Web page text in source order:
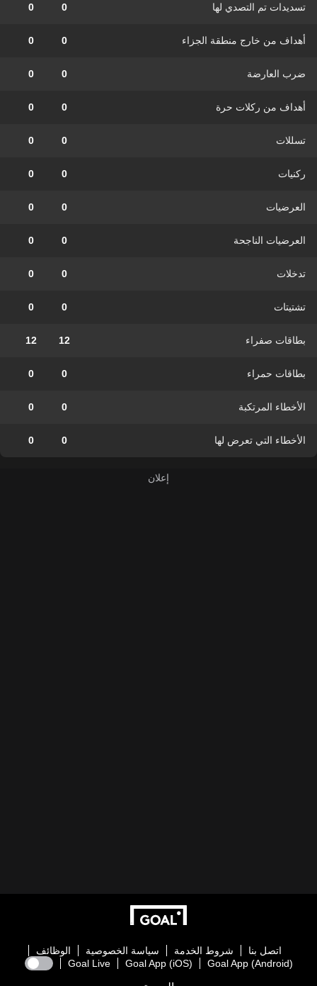
تسديدات تم التصدي لها 0
0
أهداف من خارج منطقة الجزاء 0
0
ضرب العارضة 0
0
أهداف من ركلات حرة 0
0
تسللات 0
0
ركنيات 0
0
العرضيات 0
0
العرضيات الناجحة 0
0
تدخلات 0
0
تشتيتات 0
0
بطاقات صفراء 12
12
بطاقات حمراء 0
0
الأخطاء المرتكبة 0
0
الأخطاء التي تعرض لها 0
0
اتصل بنا شروط الخدمة سياسة الخصوصية
الوظائف
Goal App (Android)
Goal App (iOS)
Goal Live